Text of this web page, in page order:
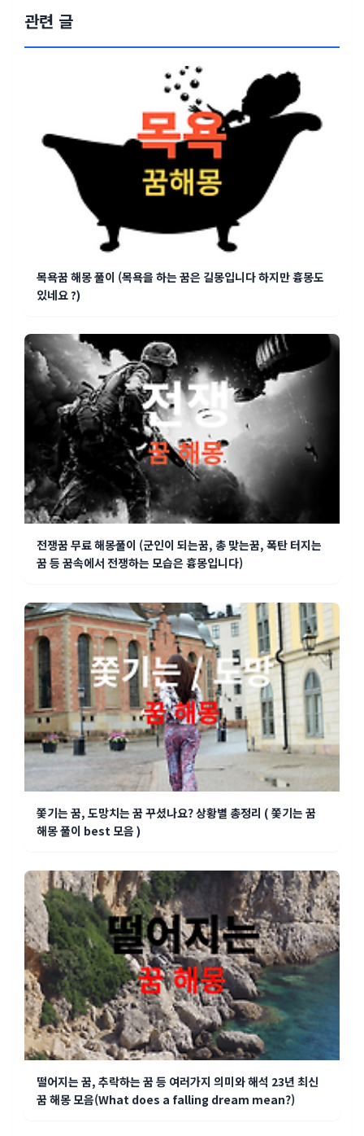
관련 글
목욕꿈 해몽 풀이 (목욕을 하는 꿈은 길몽입니다 하지만 흉몽도
있네요 ?)
전쟁꿈 무료 해몽풀이 (군인이 되는꿈, 총 맞는꿈, 폭탄 터지는
꿈 등 꿈속에서 전쟁하는 모습은 흉몽입니다)
쫓기는 꿈, 도망치는 꿈 꾸셨나요? 상황별 총정리 ( 쫓기는 꿈
해몽 풀이 best 모음 )
떨어지는 꿈, 추락하는 꿈 등 여러가지 의미와 해석 23년 최신
꿈 해몽 모음(What does a falling dream mean?)